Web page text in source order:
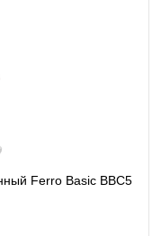
Ferro Basic BBC5